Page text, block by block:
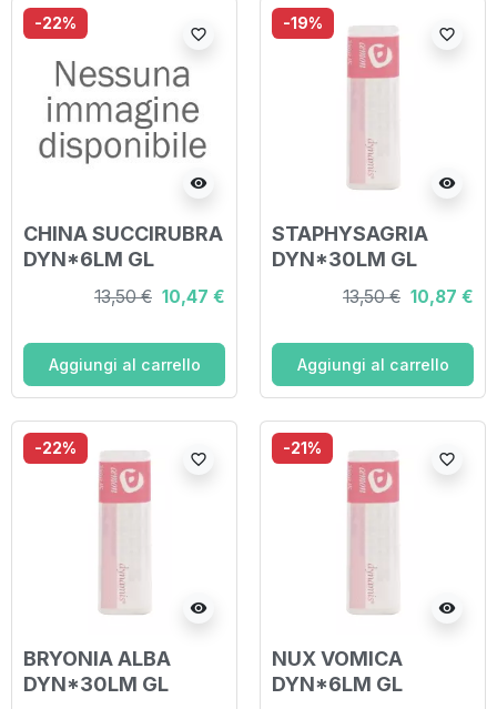
-22%
visibility
favorite_border
CHINA SUCCIRUBRA
DYN*6LM GL
13,50 € 10,47 €
Aggiungi al carrello
-19%
visibility
favorite_border
STAPHYSAGRIA
DYN*30LM GL
13,50 € 10,87 €
Aggiungi al carrello
-22%
visibility
favorite_border
BRYONIA ALBA
DYN*30LM GL
-21%
visibility
favorite_border
NUX VOMICA
DYN*6LM GL